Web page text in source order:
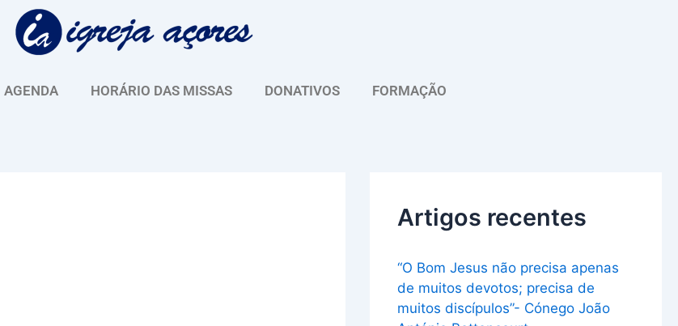
AGENDA HORÁRIO DAS MISSAS DONATIVOS FORMAÇÃO
Artigos recentes
“O Bom Jesus não precisa apenas
de muitos devotos; precisa de
muitos discípulos”- Cónego João
u